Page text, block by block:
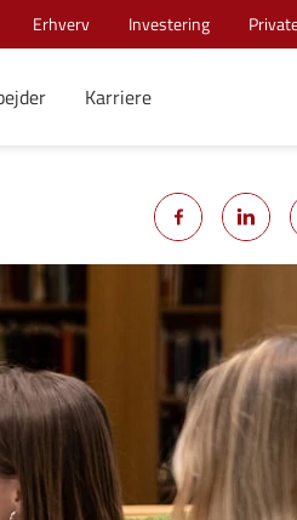
Erhverv Investering
Karriere